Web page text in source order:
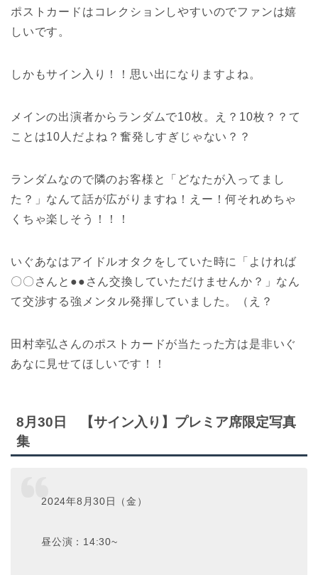
ポストカードはコレクションしやすいのでファンは嬉
しいです。
しかもサイン入り！！思い出になりますよね。
メインの出演者からランダムで10枚。え？10枚？？て
ことは10人だよね？奮発しすぎじゃない？？
ランダムなので隣のお客様と「どなたが入ってまし
た？」なんて話が広がりますね！えー！何それめちゃ
くちゃ楽しそう！！！
いぐあなはアイドルオタクをしていた時に「よければ
〇〇さんと●●さん交換していただけませんか？」なん
て交渉する強メンタル発揮していました。（え？
田村幸弘さんのポストカードが当たった方は是非いぐ
あなに見せてほしいです！！
8月30日 【サイン入り】プレミア席限定写真
集
2024年8月30日（金）
昼公演：14:30~